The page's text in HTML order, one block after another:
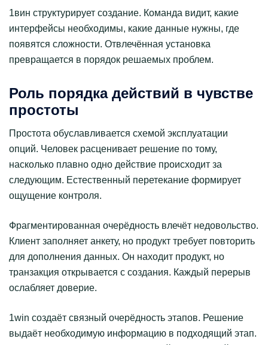
1вин структурирует создание. Команда видит, какие
интерфейсы необходимы, какие данные нужны, где
появятся сложности. Отвлечённая установка
превращается в порядок решаемых проблем.
Роль порядка действий в чувстве
простоты
Простота обуславливается схемой эксплуатации
опций. Человек расценивает решение по тому,
насколько плавно одно действие происходит за
следующим. Естественный перетекание формирует
ощущение контроля.
Фрагментированная очерёдность влечёт недовольство.
Клиент заполняет анкету, но продукт требует повторить
для дополнения данных. Он находит продукт, но
транзакция открывается с создания. Каждый перерыв
ослабляет доверие.
1win создаёт связный очерёдность этапов. Решение
выдаёт необходимую информацию в подходящий этап.